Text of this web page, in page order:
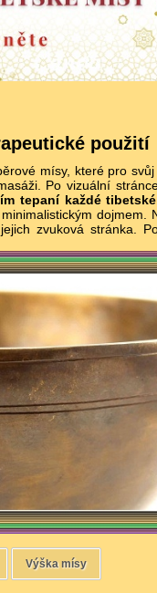
použití
mísy, které pro
Po vizuální
tepaní každé
dojmem.
zvuková stránka.
Výška mísy